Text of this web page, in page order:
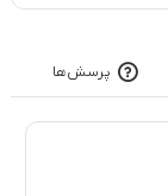
پرسش‌ها